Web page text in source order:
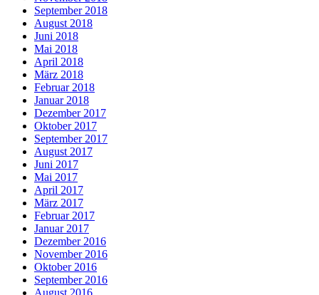
September 2018
August 2018
Juni 2018
Mai 2018
April 2018
März 2018
Februar 2018
Januar 2018
Dezember 2017
Oktober 2017
September 2017
August 2017
Juni 2017
Mai 2017
April 2017
März 2017
Februar 2017
Januar 2017
Dezember 2016
November 2016
Oktober 2016
September 2016